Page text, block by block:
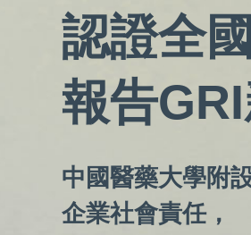
認證全
報告
中國醫藥大學附
企業社會責任，